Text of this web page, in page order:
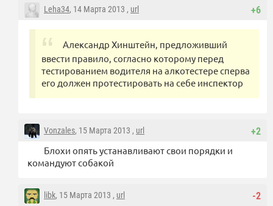
+6
Leha34, 14 Марта 2013 , url
Александр Хинштейн, предложивший
ввести правило, согласно которому перед
тестированием водителя на алкотестере сперва
его должен протестировать на себе инспектор
+2
Vonzales, 15 Марта 2013 , url
Блохи опять устанавливают свои порядки и
командуют собакой
-2
libk, 15 Марта 2013 , url